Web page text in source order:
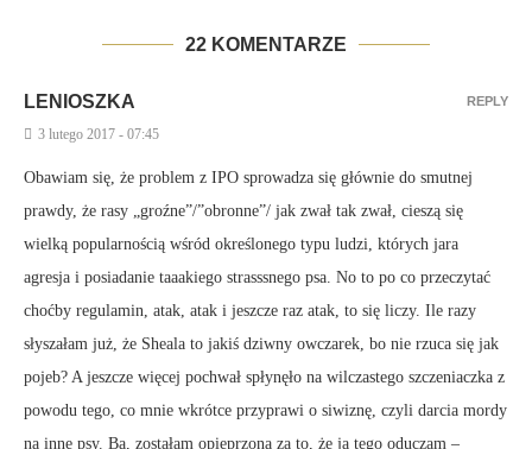
22 KOMENTARZE
LENIOSZKA
3 lutego 2017 - 07:45
Obawiam się, że problem z IPO sprowadza się głównie do smutnej
prawdy, że rasy „groźne”/”obronne”/ jak zwał tak zwał, cieszą się
wielką popularnością wśród określonego typu ludzi, których jara
agresja i posiadanie taaakiego strasssnego psa. No to po co przeczytać
choćby regulamin, atak, atak i jeszcze raz atak, to się liczy. Ile razy
słyszałam już, że Sheala to jakiś dziwny owczarek, bo nie rzuca się jak
pojeb? A jeszcze więcej pochwał spłynęło na wilczastego szczeniaczka z
powodu tego, co mnie wkrótce przyprawi o siwiznę, czyli darcia mordy
na inne psy. Ba, zostałam opieprzona za to, że ją tego oduczam –
REPLY